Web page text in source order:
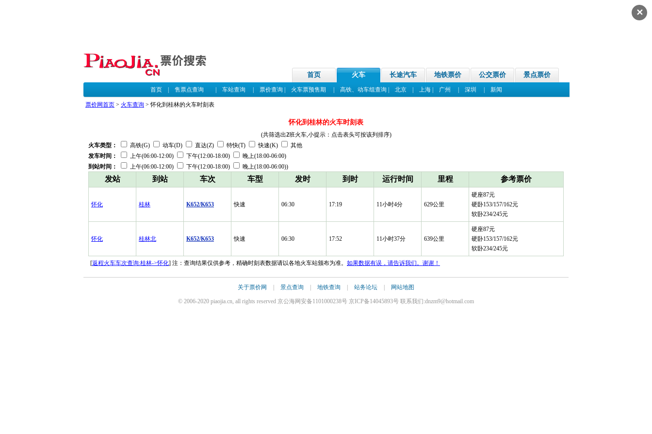
✕
首页 火车 长途汽车 地铁票价 公交票价 景点票价
首页| 售票点查询 车站查询 票价查询 火车票预售期 高铁、动车组查询 北京| 上海| 广州 深圳 新闻
票价网首页 > 火车查询 > 怀化到桂林的火车时刻表
怀化到桂林的火车时刻表
(共筛选出2班火车,小提示：点击表头可按该列排序)
火车类型：
高铁(G) 动车(D) 直达(Z) 特快(T) 快速(K)
其他
发车时间：
上午(06:00-12:00) 下午(12:00-18:00)
晚上(18:00-06:00)
到站时间：
上午(06:00-12:00) 下午(12:00-18:00) 晚上(18:00-06:00))
发站 到站 车次 车型 发时 到时 运行时间 里程 参考票价
怀化 桂林 K652/K653 快速 06:30 17:19 11小时4分 629公里
硬座87元
硬卧153/157/162元
软卧234/245元
怀化 桂林北 K652/K653 快速 06:30 17:52 11小时37分 639公里
硬座87元
硬卧153/157/162元
软卧234/245元
[返程火车车次查询:桂林->怀化] 注：查询结果仅供参考，精确时刻表数据请以各地火车站颁布为准。 如果数据有误，请告诉我们。谢谢！
关于票价网 | 景点查询 | 地铁查询 | 站务论坛 | 网站地图
© 2006-2020 piaojia.cn, all rights reserved 京公海网安备1101000238号 京ICP备14045893号 联系我们:dnzm9@hotmail.com